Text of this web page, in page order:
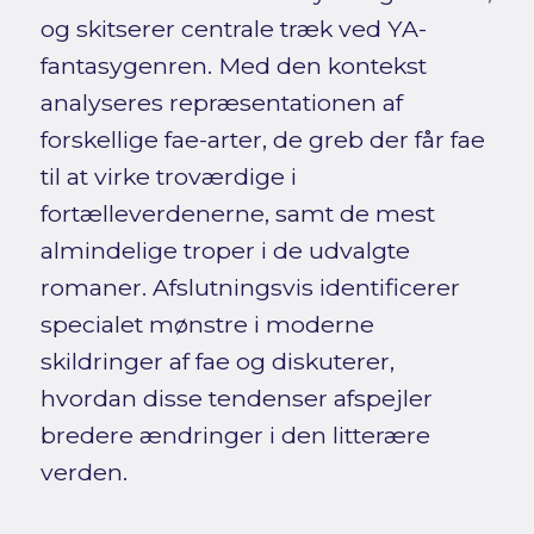
og skitserer centrale træk ved YA-
fantasygenren. Med den kontekst
analyseres repræsentationen af
forskellige fae-arter, de greb der får fae
til at virke troværdige i
fortælleverdenerne, samt de mest
almindelige troper i de udvalgte
romaner. Afslutningsvis identificerer
specialet mønstre i moderne
skildringer af fae og diskuterer,
hvordan disse tendenser afspejler
bredere ændringer i den litterære
verden.